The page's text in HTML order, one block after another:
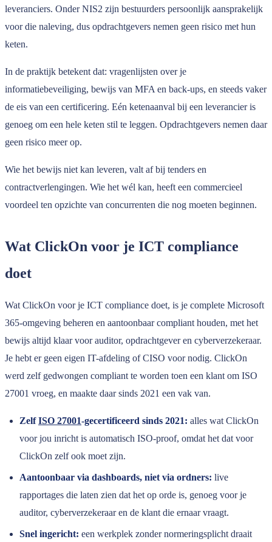
leveranciers. Onder NIS2 zijn bestuurders persoonlijk aansprakelijk
voor die naleving, dus opdrachtgevers nemen geen risico met hun
keten.
In de praktijk betekent dat: vragenlijsten over je
informatiebeveiliging, bewijs van MFA en back-ups, en steeds vaker
de eis van een certificering. Eén ketenaanval bij een leverancier is
genoeg om een hele keten stil te leggen. Opdrachtgevers nemen daar
geen risico meer op.
Wie het bewijs niet kan leveren, valt af bij tenders en
contractverlengingen. Wie het wél kan, heeft een commercieel
voordeel ten opzichte van concurrenten die nog moeten beginnen.
Wat ClickOn voor je ICT compliance
doet
Wat ClickOn voor je ICT compliance doet, is je complete Microsoft
365-omgeving beheren en aantoonbaar compliant houden, met het
bewijs altijd klaar voor auditor, opdrachtgever en cyberverzekeraar.
Je hebt er geen eigen IT-afdeling of CISO voor nodig. ClickOn
werd zelf gedwongen compliant te worden toen een klant om ISO
27001 vroeg, en maakte daar sinds 2021 een vak van.
ZelfISO 27001-gecertificeerd sinds 2021: alles wat ClickOn
voor jou inricht is automatisch ISO-proof, omdat het dat voor
ClickOn zelf ook moet zijn.
Aantoonbaar via dashboards, niet via ordners: live
rapportages die laten zien dat het op orde is, genoeg voor je
auditor, cyberverzekeraar en de klant die ernaar vraagt.
Snel ingericht: een werkplek zonder normeringsplicht draait